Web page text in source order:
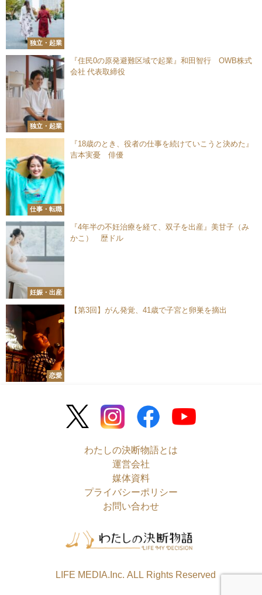
独立・起業
独立・起業
『住民0の原発避難区域で起業』和田智行 OWB株式
会社 代表取締役
仕事・転職
『18歳のとき、役者の仕事を続けていこうと決めた』
吉本実憂 俳優
妊娠・出産
『4年半の不妊治療を経て、双子を出産』美甘子（み
かこ） 歴ドル
恋愛
【第3回】がん発覚、41歳で子宮と卵巣を摘出
わたしの決断物語とは
運営会社
媒体資料
プライバシーポリシー
お問い合わせ
©LIFE MEDIA.Inc. ALL Rights Reserved